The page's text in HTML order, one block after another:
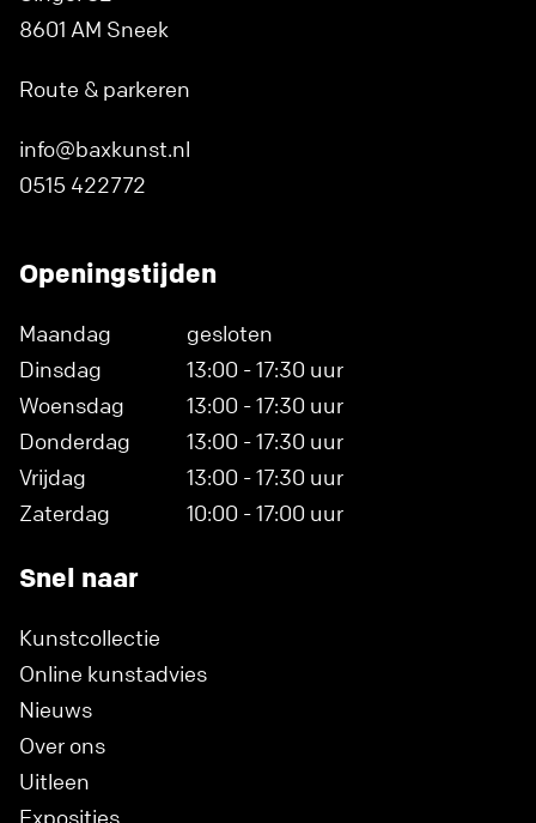
8601 AM Sneek
Route & parkeren
info@baxkunst.nl
0515 422772
Openingstijden
Maandag
gesloten
Dinsdag
13:00 - 17:30 uur
Woensdag
13:00 - 17:30 uur
Donderdag
13:00 - 17:30 uur
Vrijdag
13:00 - 17:30 uur
Zaterdag
10:00 - 17:00 uur
Snel naar
Kunstcollectie
Online kunstadvies
Nieuws
Over ons
Uitleen
Exposities